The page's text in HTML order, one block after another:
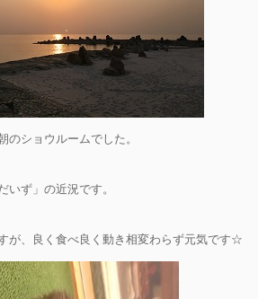
のショウルームでした。
いず」の近況です。
が、良く食べ良く動き相変わらず元気です☆